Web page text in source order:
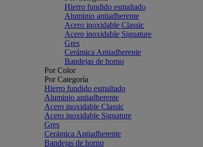
Hierro fundido esmaltado
Aluminio antiadherente
Acero inoxidable Classic
Acero inoxidable Signature
Gres
Cerámica Antiadherente
Bandejas de horno
Por Color
Por Categoría
Hierro fundido esmaltado
Aluminio antiadherente
Acero inoxidable Classic
Acero inoxidable Signature
Gres
Cerámica Antiadherente
Bandejas de horno